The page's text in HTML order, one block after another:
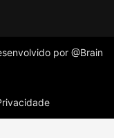
por @Brain